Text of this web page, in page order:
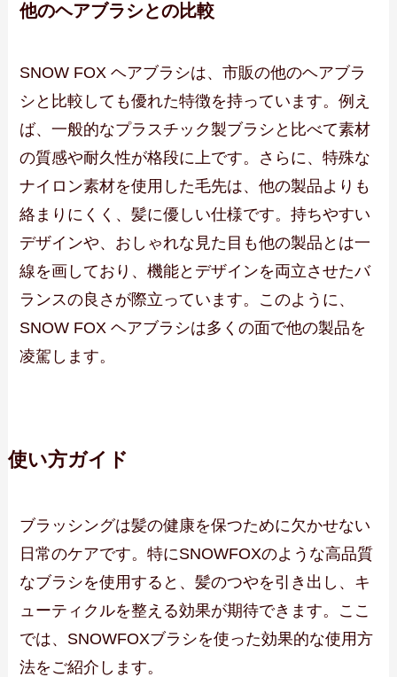
他のヘアブラシとの比較
SNOW FOX ヘアブラシは、市販の他のヘアブラ
シと比較しても優れた特徴を持っています。例え
ば、一般的なプラスチック製ブラシと比べて素材
の質感や耐久性が格段に上です。さらに、特殊な
ナイロン素材を使用した毛先は、他の製品よりも
絡まりにくく、髪に優しい仕様です。持ちやすい
デザインや、おしゃれな見た目も他の製品とは一
線を画しており、機能とデザインを両立させたバ
ランスの良さが際立っています。このように、
SNOW FOX ヘアブラシは多くの面で他の製品を
凌駕します。
使い方ガイド
ブラッシングは髪の健康を保つために欠かせない
日常のケアです。特にSNOWFOXのような高品質
なブラシを使用すると、髪のつやを引き出し、キ
ューティクルを整える効果が期待できます。ここ
では、SNOWFOXブラシを使った効果的な使用方
法をご紹介します。